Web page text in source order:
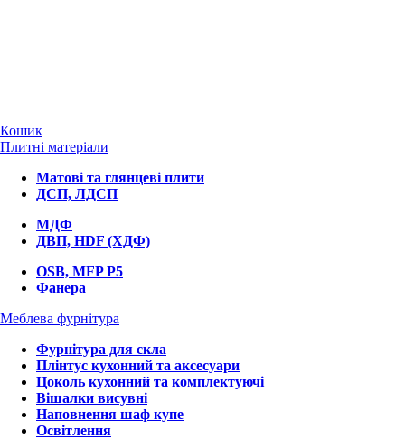
Кошик
Плитні матеріали
Матові та глянцеві плити
ДСП, ЛДСП
МДФ
ДВП, HDF (ХДФ)
OSB, MFP P5
Фанера
Меблева фурнітура
Фурнітура для скла
Плінтус кухонний та аксесуари
Цоколь кухонний та комплектуючі
Вішалки висувні
Наповнення шаф купе
Освітлення